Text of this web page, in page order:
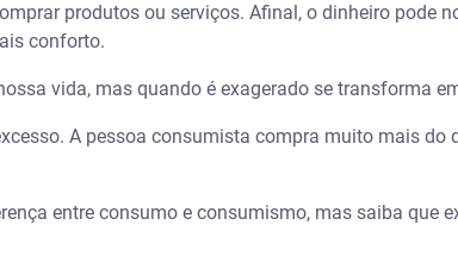
produtos ou serviços. Afinal, o dinheiro pode
conforto.
vida, mas quando é exagerado se transforma
A pessoa consumista compra muito mais do
entre consumo e consumismo, mas saiba que